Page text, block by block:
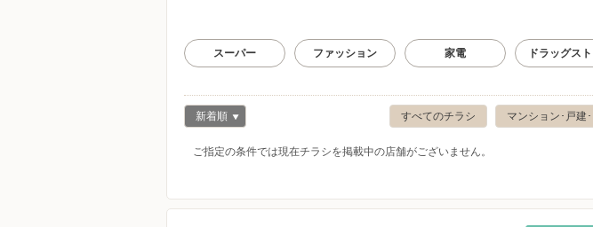
スーパー ファッション 家電 ドラッグス
マンション･戸建
すべてのチラシ
新着順
ご指定の条件では現在チラシを掲載中の店舗がございません。